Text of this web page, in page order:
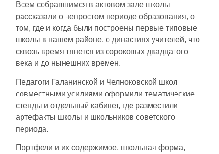
Всем собравшимся в актовом зале школы
рассказали о непростом периоде образования, о
том, где и когда были построены первые типовые
школы в нашем районе, о династиях учителей, что
сквозь время тянется из сороковых двадцатого
века и до нынешних времен.
Педагоги Галанинской и Челноковской школ
совместными усилиями оформили тематические
стенды и отдельный кабинет, где разместили
артефакты школы и школьников советского
периода.
Портфели и их содержимое, школьная форма,